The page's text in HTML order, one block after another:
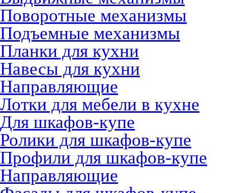
Поворотные механизмы
Подъемные механизмы
Планки для кухни
Навесы для кухни
Направляющие
Лотки для мебели в кухне
Для шкафов-купе
Ролики для шкафов-купе
Профили для шкафов-купе
Направляющие